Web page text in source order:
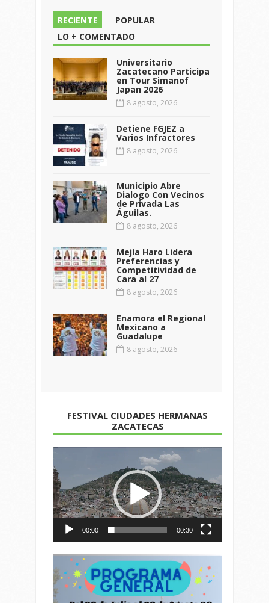
RECIENTE
POPULAR
LO + COMENTADO
Universitario
Zacatecano Participa
en Tour Simanof
Japan 2026
8 agosto, 2026
Detiene FGJEZ a
Varios Infractores
8 agosto, 2026
Municipio Abre
Dialogo Con Vecinos
de Privada Las
Águilas.
8 agosto, 2026
Mejía Haro Lidera
Preferencias y
Competitividad de
Cara al 27
8 agosto, 2026
Enamora el Regional
Mexicano a
Guadalupe
8 agosto, 2026
FESTIVAL CIUDADES HERMANAS
ZACATECAS
de
vídeo
00:00 00:30